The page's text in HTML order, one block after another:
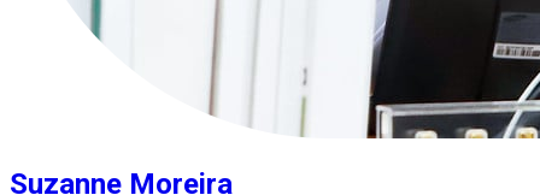
Suzanne Moreira